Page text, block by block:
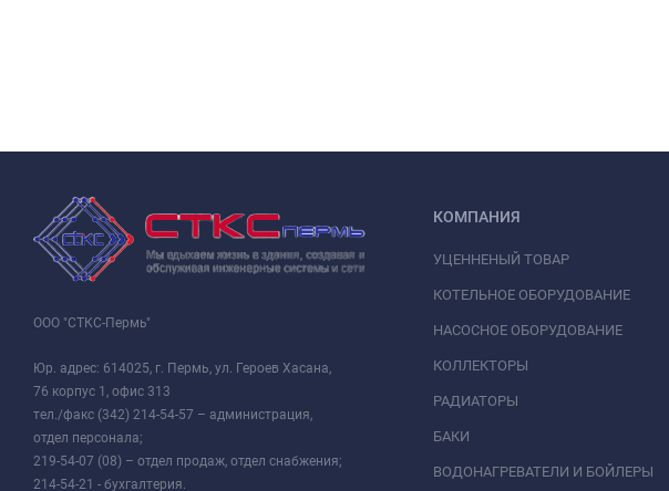
ООО "СТКС-Пермь"
Юр. адрес: 614025, г. Пермь, ул. Героев Хасана,
76 корпус 1, офис 313
тел./факс (342) 214-54-57 – администрация,
отдел персонала;
219-54-07 (08) – отдел продаж, отдел снабжения;
214-54-21 - бухгалтерия.
КОМПАНИЯ
УЦЕННЕНЫЙ ТОВАР
КОТЕЛЬНОЕ ОБОРУДОВАНИЕ
НАСОСНОЕ ОБОРУДОВАНИЕ
КОЛЛЕКТОРЫ
РАДИАТОРЫ
БАКИ
ВОДОНАГРЕВАТЕЛИ И БОЙЛЕРЫ